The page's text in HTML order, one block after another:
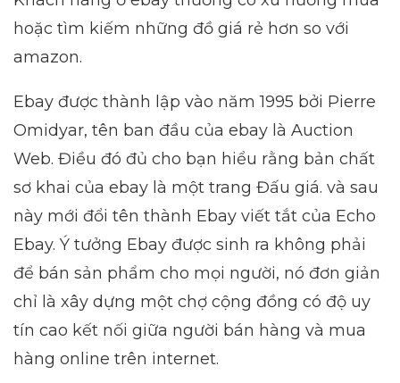
hoặc tìm kiếm những đồ giá rẻ hơn so với
amazon.
Ebay được thành lập vào năm 1995 bởi Pierre
Omidyar, tên ban đầu của ebay là Auction
Web. Điều đó đủ cho bạn hiểu rằng bản chất
sơ khai của ebay là một trang Đấu giá. và sau
này mới đổi tên thành Ebay viết tắt của Echo
Ebay. Ý tưởng Ebay được sinh ra không phải
để bán sản phẩm cho mọi người, nó đơn giản
chỉ là xây dựng một chợ cộng đồng có độ uy
tín cao kết nối giữa người bán hàng và mua
hàng online trên internet.